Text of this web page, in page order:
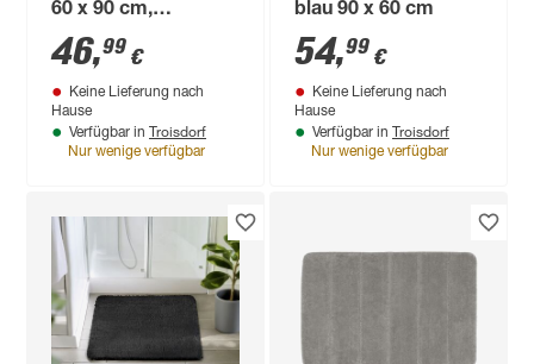
60 x 90 cm,
Mikrofaser, grau
46,99 €
Keine Lieferung nach
Hause
Verfügbar in Troisdorf
Nur wenige verfügbar
blau 90 x 60 cm
54,99 €
Keine Lieferung nach
Hause
Verfügbar in Troisdorf
Nur wenige verfügbar